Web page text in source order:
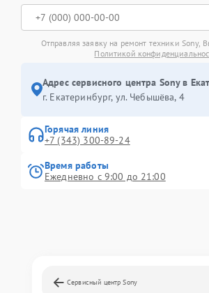
Отправляя заявку на ремонт техники Sony,
Политикой
Адрес сервисного центра Sony в
г. Екатеринбург, ул. Чебышёва, 4
Горячая линия
+7 (343) 300-89-24
Время работы
Ежедневно с 9:00 до 21:00
Сервисный центр Sony